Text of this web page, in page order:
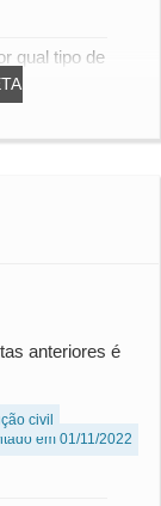
qual tipo de
anteriores é
civil
em 01/11/2022